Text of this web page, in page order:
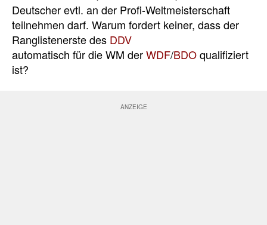
Deutscher evtl. an der Profi-Weltmeisterschaft
teilnehmen darf. Warum fordert keiner, dass der
Ranglistenerste des DDV
automatisch für die WM derWDF/BDOqualifiziert
ist?